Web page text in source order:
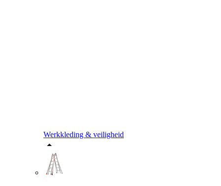
Werkkleding & veiligheid